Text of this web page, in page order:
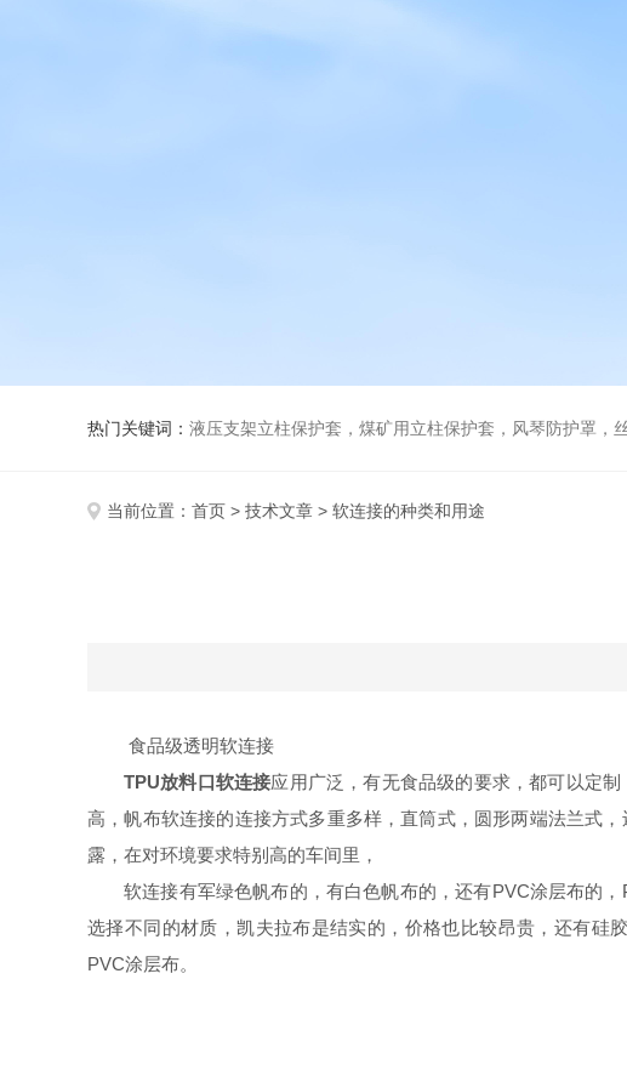
热门关键词： 液压支架立柱保护套，煤矿用立柱保护套，风琴防护罩，
当前位置： 首页 > 技术文章 > 软连接的种类和用途
食品级透明软连接
TPU放料口软连接应用广泛，有无食品级的要求，都可以定
高，帆布软连接的连接方式多重多样，直筒式，圆形两端法兰式
露，在对环境要求特别高的车间里，
软连接有军绿色帆布的，有白色帆布的，还有PVC涂层布的
选择不同的材质，凯夫拉布是结实的，价格也比较昂贵，还有硅
PVC涂层布。